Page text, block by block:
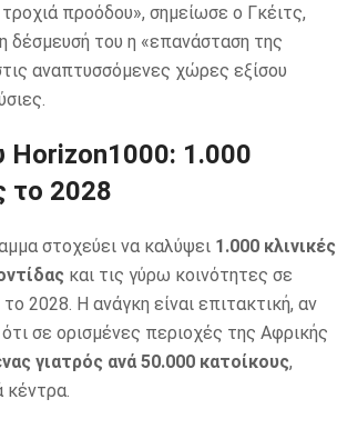
προόδου», σημείωσε ο Γκέιτς,
δέσμευσή του η «επανάσταση της
αναπτυσσόμενες χώρες εξίσου
Horizon1000: 1.000
το 2028
στοχεύει να καλύψει 1.000 κλινικές
και τις γύρω κοινότητες σε
2028. Η ανάγκη είναι επιτακτική, αν
σε ορισμένες περιοχές της Αφρικής
γιατρός ανά 50.000 κατοίκους,
κέντρα.